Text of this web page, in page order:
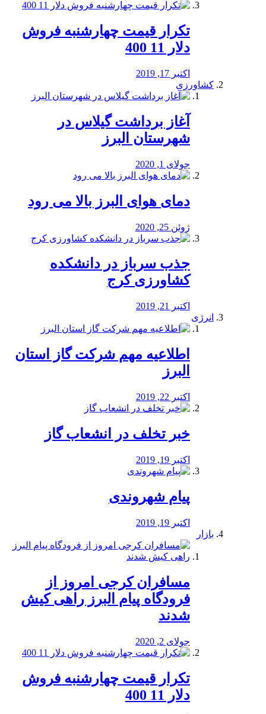
تکرار قیمت چهارشنبه فروش
دلار 11 400
اکتبر 17, 2019
کشاورزی
آغاز برداشت گیلاس در
شهرستان البرز
جولای 1, 2020
دمای هوای البرز بالا می رود
ژوئن 25, 2020
جذب سرباز در دانشکده
کشاورزی کرج
اکتبر 21, 2019
انرژی
️اطلاعیه مهم شرکت گاز استان
البرز
اکتبر 22, 2019
خبر تخلف در انشعاب گاز
اکتبر 19, 2019
پیام شهروندی
اکتبر 19, 2019
بازار
مسافران کرجی امروز از
فرودگاه پیام البرز راهی کیش
شدند
جولای 2, 2020
تکرار قیمت چهارشنبه فروش
دلار 11 400